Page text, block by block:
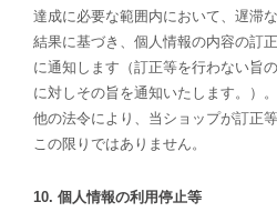
達成に必要な範囲内において、遅滞
結果に基づき、個人情報の内容の訂
に通知します（訂正等を行わない旨
に対しその旨を通知いたします。）
他の法令により、当ショップが訂正
この限りではありません。
10. 個人情報の利用停止等